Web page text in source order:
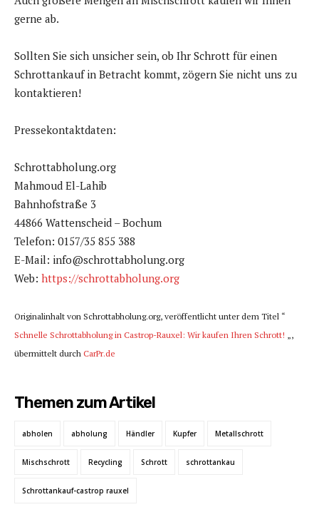
gerne ab.
Sollten Sie sich unsicher sein, ob Ihr Schrott für einen
Schrottankauf in Betracht kommt, zögern Sie nicht uns zu
kontaktieren!
Pressekontaktdaten:
Schrottabholung.org
Mahmoud El-Lahib
Bahnhofstraße 3
44866 Wattenscheid – Bochum
Telefon: 0157/35 855 388
E-Mail: info@schrottabholung.org
Web: https://schrottabholung.org
Originalinhalt von Schrottabholung.org, veröffentlicht unter dem Titel “
Schnelle Schrottabholung in Castrop-Rauxel: Wir kaufen Ihren Schrott! „,
übermittelt durch CarPr.de
Themen zum Artikel
abholen abholung Händler Kupfer Metallschrott
Mischschrott Recycling Schrott schrottankau
Schrottankauf-castrop rauxel